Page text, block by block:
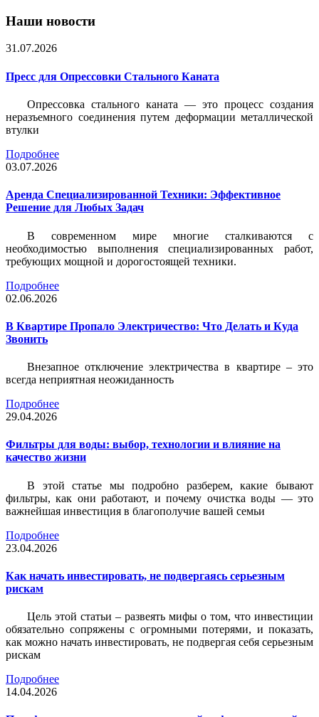
Наши новости
31.07.2026
Пресс для Опрессовки Стального Каната
Опрессовка стального каната — это процесс создания
неразъемного соединения путем деформации металлической
втулки
Подробнее
03.07.2026
Аренда Специализированной Техники: Эффективное
Решение для Любых Задач
В современном мире многие сталкиваются с
необходимостью выполнения специализированных работ,
требующих мощной и дорогостоящей техники.
Подробнее
02.06.2026
В Квартире Пропало Электричество: Что Делать и Куда
Звонить
Внезапное отключение электричества в квартире – это
всегда неприятная неожиданность
Подробнее
29.04.2026
Фильтры для воды: выбор, технологии и влияние на
качество жизни
В этой статье мы подробно разберем, какие бывают
фильтры, как они работают, и почему очистка воды — это
важнейшая инвестиция в благополучие вашей семьи
Подробнее
23.04.2026
Как начать инвестировать, не подвергаясь серьезным
рискам
Цель этой статьи – развеять мифы о том, что инвестиции
обязательно сопряжены с огромными потерями, и показать,
как можно начать инвестировать, не подвергая себя серьезным
рискам
Подробнее
14.04.2026